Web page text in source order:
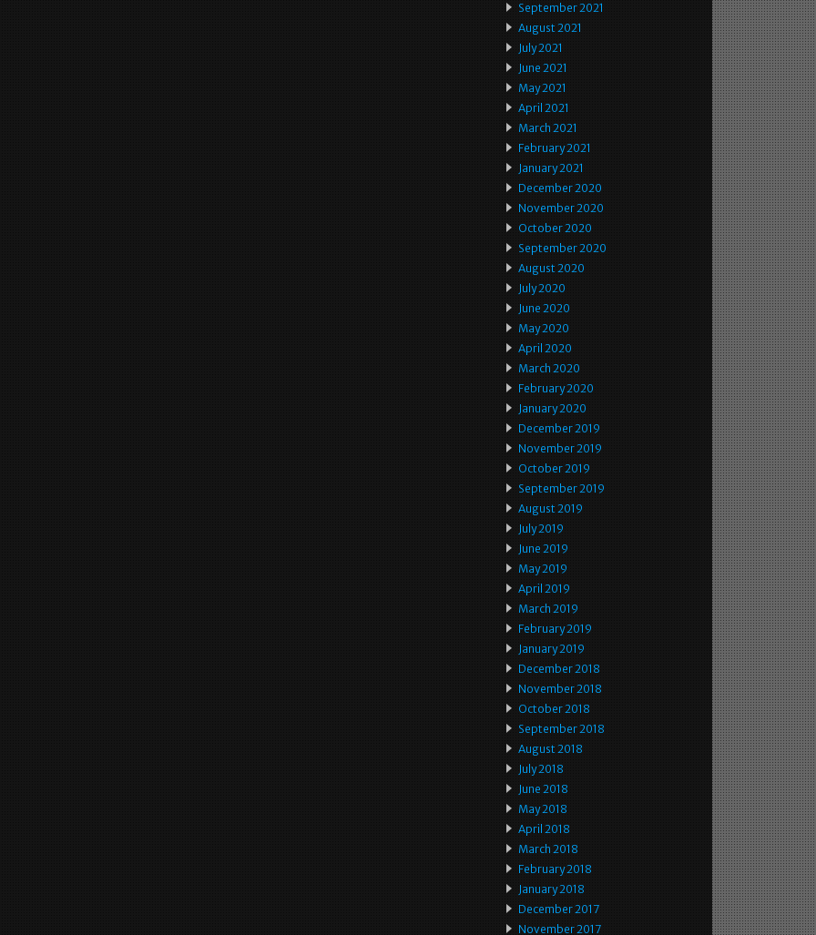
September 2021
August 2021
July 2021
June 2021
May 2021
April 2021
March 2021
February 2021
January 2021
December 2020
November 2020
October 2020
September 2020
August 2020
July 2020
June 2020
May 2020
April 2020
March 2020
February 2020
January 2020
December 2019
November 2019
October 2019
September 2019
August 2019
July 2019
June 2019
May 2019
April 2019
March 2019
February 2019
January 2019
December 2018
November 2018
October 2018
September 2018
August 2018
July 2018
June 2018
May 2018
April 2018
March 2018
February 2018
January 2018
December 2017
November 2017